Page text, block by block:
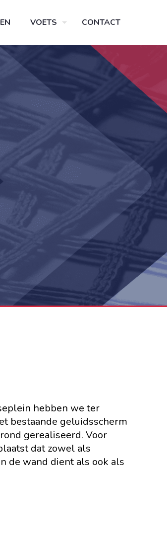
VOETS CONTACT
hebben we ter
bestaande geluidsscherm
gerealiseerd. Voor
dat zowel als
de wand dient als ook als